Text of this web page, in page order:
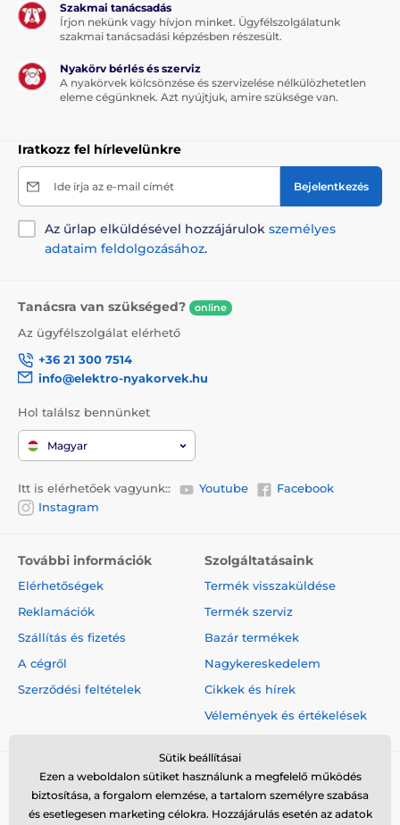
A termék a következő kategóriákba sorolt
WC - Toalett Macska WC
% Táplálék és felszerelés
Szakmai tanácsadás
Írjon nekünk vagy hívjon minket. Ügyfélszolgálatunk
szakmai tanácsadási képzésben részesült.
Nyakörv bérlés és szerviz
A nyakörvek kölcsönzése és szervizelése nélkülözhetetlen
eleme cégünknek. Azt nyújtjuk, amire szüksége van.
Iratkozz fel hírlevelünkre
Ide írja az e-mail címét Bejelentkezés
Az űrlap elküldésével hozzájárulok személyes
adataim feldolgozásához.
Tanácsra van szükséged? online
Az ügyfélszolgálat elérhető
+36 21 300 7514
info@elektro-nyakorvek.hu
Hol találsz bennünket
Magyar
Itt is elérhetőek vagyunk:: Youtube
Facebook
Instagram
További információk
Elérhetőségek
Reklamációk
Szállítás és fizetés
A cégről
Szerződési feltételek
Szolgáltatásaink
Termék visszaküldése
Termék szerviz
Bazár termékek
Nagykereskedelem
Cikkek és hírek
Vélemények és értékelések
Sütik beállításai
Ezen a weboldalon sütiket használunk a megfelelő működés
biztosítása, a forgalom elemzése, a tartalom személyre szabása
és esetlegesen marketing célokra. Hozzájárulás esetén az adatok